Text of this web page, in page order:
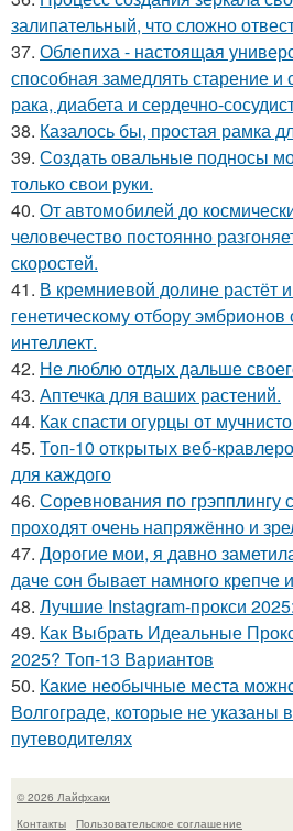
залипательный, что сложно
37. Облепиха - настоящая
способная замедлять старение и
рака, диабета и сердечно-
38. Казалось бы, простая рамка
39. Создать овальные подносы
только свои руки.
40. От автомобилей до
человечество постоянно
скоростей.
41. В кремниевой долине растёт
генетическому отбору
интеллект.
42. Не люблю отдых дальше
43. Аптечка для ваших растений.
44. Как спасти огурцы от
45. Топ-10 открытых веб-
для каждого
46. Соревнования по грэпплингу
проходят очень напряжённо и
47. Дорогие мои, я давно
даче сон бывает намного крепче
48. Лучшие Instagram-прокси
49. Как Выбрать Идеальные
2025? Топ-13 Вариантов
50. Какие необычные места
Волгограде, которые не указаны
путеводителях
© 2026 Лайфхаки
Контакты
Пользовательское соглашение